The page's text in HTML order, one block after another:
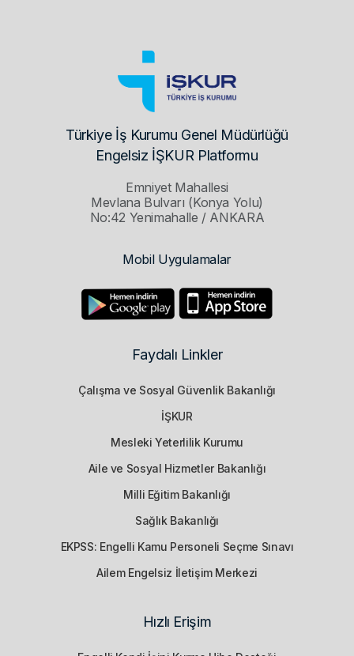
Türkiye İş Kurumu Genel Müdürlüğü
Engelsiz İŞKUR Platformu
Emniyet Mahallesi
Mevlana Bulvarı (Konya Yolu)
No:42 Yenimahalle / ANKARA
Mobil Uygulamalar
Faydalı Linkler
Çalışma ve Sosyal Güvenlik Bakanlığı
İŞKUR
Mesleki Yeterlilik Kurumu
Aile ve Sosyal Hizmetler Bakanlığı
Milli Eğitim Bakanlığı
Sağlık Bakanlığı
EKPSS: Engelli Kamu Personeli Seçme Sınavı
Ailem Engelsiz İletişim Merkezi
Hızlı Erişim